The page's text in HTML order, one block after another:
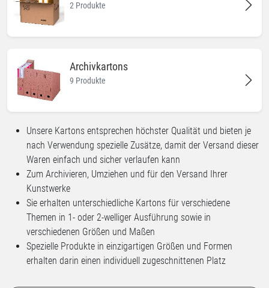
2 Produkte
Archivkartons
9 Produkte
Unsere Kartons entsprechen höchster Qualität und bieten je
nach Verwendung spezielle Zusätze, damit der Versand dieser
Waren einfach und sicher verlaufen kann
Zum Archivieren, Umziehen und für den Versand Ihrer
Kunstwerke
Sie erhalten unterschiedliche Kartons für verschiedene
Themen in 1- oder 2-welliger Ausführung sowie in
verschiedenen Größen und Maßen
Spezielle Produkte in einzigartigen Größen und Formen
erhalten darin einen individuell zugeschnittenen Platz